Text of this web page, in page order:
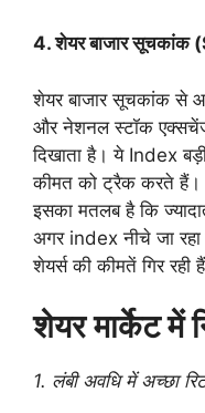
4. शेयर बाजार
शेयर बाजार सूचकांक से
और नेशनल स्टॉक एक्सचेंज
दिखाता है। ये Index
कीमत को ट्रैक करते हैं।
इसका मतलब है कि
अगर index नीचे जा
शेयर्स की कीमतें गिर रही
शेयर मार्केट में
1. लंबी अवधि में अच्छा